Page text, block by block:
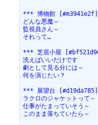
*** 博物館 [#m3941e2f]
どんな悪魔～　　　　　
監視員さん～　　　　　　
それって…　　　　　　　
*** 芝居小屋
洗えばいいだけです　　　
劇として見る分には～　　
何を演じたい？　　　　　
*** 展望台 [#d19da785]
ラクロのジャケットって～
仕事がたまっていそう～　
このまま落ちていたら～　